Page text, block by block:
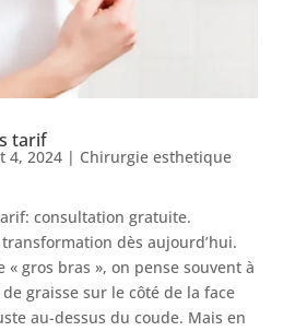
tarif
4, 2024| Chirurgie esthetique
consultation gratuite.
dès aujourd’hui.
« gros bras », on pense souvent à
graisse sur le côté de la face
au-dessus du coude. Mais en